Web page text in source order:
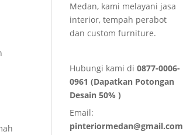
Medan, kami melayani jasa
interior, tempah perabot
dan custom furniture.
Hubungi kami di0877-0006-
0961 (Dapatkan Potongan
Desain 50% )
Email:
pinteriormedan@gmail.com